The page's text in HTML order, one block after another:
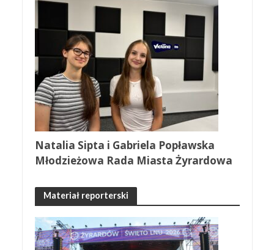
Natalia Sipta i Gabriela Popławska
Młodzieżowa Rada Miasta Żyrardowa
Materiał reporterski